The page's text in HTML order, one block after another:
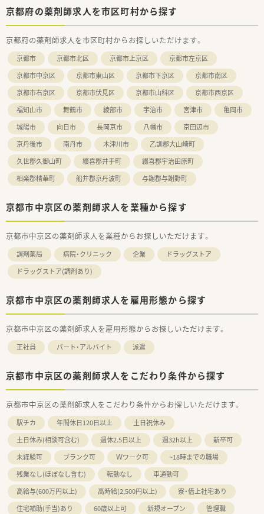
■まずは新店舗の管理薬剤師として、店舗運営の基盤を築く重要
な役割を担っていただきます
リアアップの道も開かれています
■経営ノウハウを学び、独自の独立開業支援制度を利用して自分
の薬局を持つ夢も叶えられます
京都府の薬剤師求人を市区町村から探す
京都府の薬剤師求人を市区町村からお探しいただけます。
京都市 京都市北区 京都市上京区
京都市左京区
京都市中京区
京都市東山区 京都市下京区
京都市南区
京都市右京区
京都市伏見区 京都市山科区
京都市西京区
福知山市
舞鶴市 綾部市 宇治市 宮津市
亀岡市
城陽市
向日市 長岡京市 八幡市
京田辺市
京丹後市
南丹市 木津川市
乙訓郡大山崎町
久世郡久御山町
綴喜郡井手町
綴喜郡宇治田原町
相楽郡精華町
船井郡京丹波町 与謝郡与謝野町
京都市中京区の薬剤師求人を業種から探す
京都市中京区の薬剤師求人を業種からお探しいただけます。
調剤薬局 病院・クリニック 企業
ドラッグストア
ドラッグストア(調剤あり)
京都市中京区の薬剤師求人を雇用形態から探す
京都市中京区の薬剤師求人を雇用形態からお探しいただけます。
正社員 パート・アルバイト 派遣
京都市中京区の薬剤師求人をこだわり条件から探す
京都市中京区の薬剤師求人をこだわり条件からお探しいただけます。
駅チカ 年間休日120日以上
土日祝休み
土日休み(相談可含む)
週休2.5日以上 週32h以上
新卒可
未経験可
ブランク可 Ｗワーク可
~18時までの職場
残業なし(ほぼなし含む)
転勤なし
車通勤可
高給与(600万円以上)
高時給(2,500円以上)
寮・借上社宅あり
住宅補助(手当)あり
60歳以上可 新規オープン
管理職